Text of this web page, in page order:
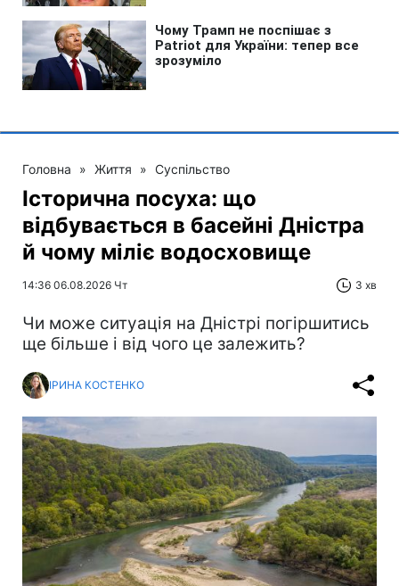
Головна » Життя » Суспільство
Історична посуха: що
відбувається в басейні Дністра
й чому міліє водосховище
14:36 06.08.2026 Чт 3 хв
Чи може ситуація на Дністрі погіршитись
ще більше і від чого це залежить?
ІРИНА КОСТЕНКО